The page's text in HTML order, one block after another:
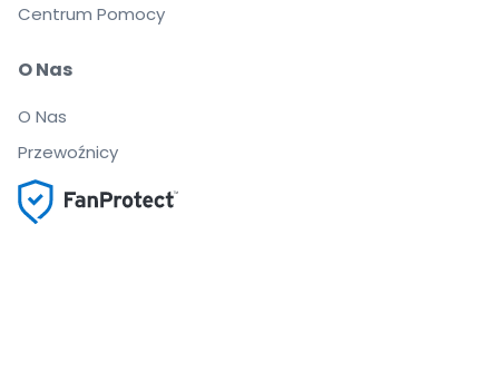
O Nas
O Nas
Przewoźnicy
Centrum Pomocy